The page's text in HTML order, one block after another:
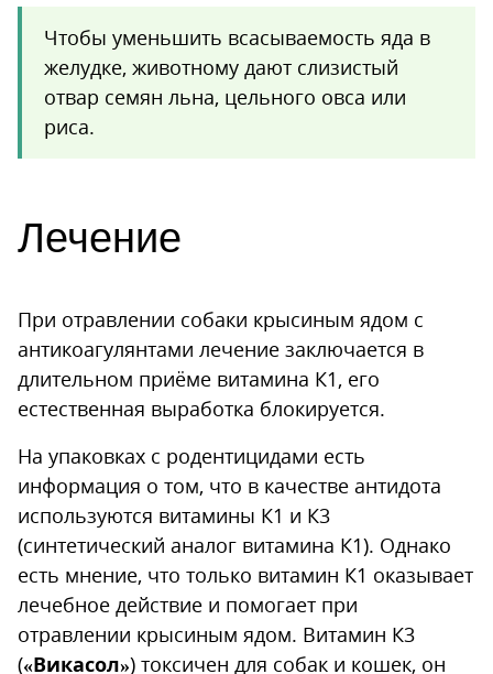
Чтобы уменьшить всасываемость яда в
желудке, животному дают слизистый
отвар семян льна, цельного овса или
риса.
Лечение
При отравлении собаки крысиным ядом с
антикоагулянтами лечение заключается в
длительном приёме витамина К1, его
естественная выработка блокируется.
На упаковках с родентицидами есть
информация о том, что в качестве антидота
используются витамины К1 и К3
(синтетический аналог витамина К1). Однако
есть мнение, что только витамин К1 оказывает
лечебное действие и помогает при
отравлении крысиным ядом. Витамин К3
(«Викасол») токсичен для собак и кошек, он